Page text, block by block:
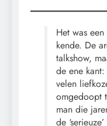
Het was
kende. De
talkshow,
de ene
velen
omgedoopt
man die
de